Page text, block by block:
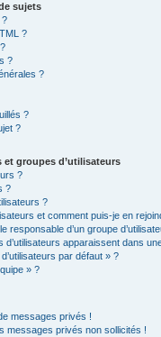
sujets
?
?
?
?
?
?
et groupes d’utilisateurs
?
?
?
et comment puis-je en
responsable d’un groupe
d’utilisateurs apparaissent dans
par défaut » ?
» ?
messages privés !
messages privés non sollicités !